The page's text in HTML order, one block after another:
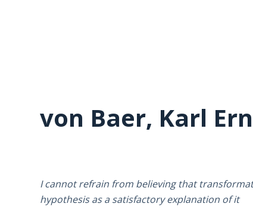
von Baer, Karl
I cannot refrain from believing that
hypothesis as a satisfactory explanation of it